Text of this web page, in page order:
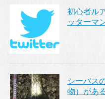
初心者ル
ッターマ
シーバス
物）があ